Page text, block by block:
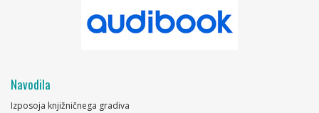
Navodila
Izposoja knjižničnega gradiva